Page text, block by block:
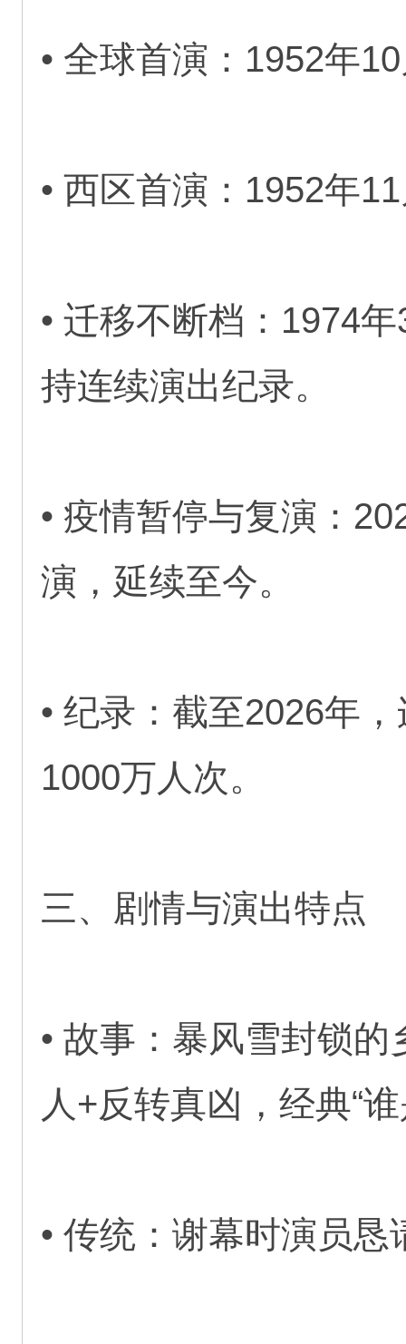
• 全球首演：1952年
• 西区首演：1952年
• 迁移不断档：1974
持连续演出纪录。
• 疫情暂停与复演：
演，延续至今。
• 纪录：截至2026年
1000万人次。
三、剧情与演出特点
• 故事：暴风雪封锁
人+反转真凶，经典“
• 传统：谢幕时演员